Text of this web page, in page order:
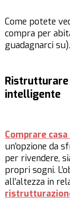
Come potete
compra per
guadagnarci su).
Ristrutturare
intelligente
Comprare
un’opzione da
per rivendere,
propri sogni.
all’altezza in